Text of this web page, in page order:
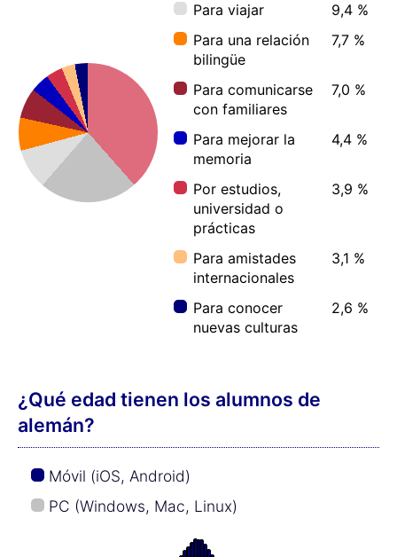
Para viajar
9,4 %
Para una relación
bilingüe
7,7 %
Para comunicarse
con familiares
7,0 %
Para mejorar la
memoria
4,4 %
Por estudios,
universidad o
prácticas
3,9 %
Para amistades
internacionales
3,1 %
Para conocer
nuevas culturas
2,6 %
¿Qué edad tienen los alumnos de
alemán?
Móvil (iOS, Android)
PC (Windows, Mac, Linux)